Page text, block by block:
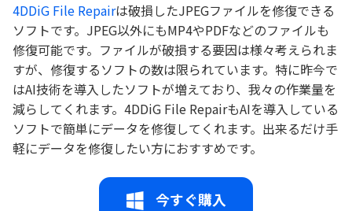
4DDiG File Repairは破損したJPEGファイルを修復できる
ソフトです。JPEG以外にもMP4やPDFなどのファイルも
修復可能です。ファイルが破損する要因は様々考えられま
すが、修復するソフトの数は限られています。特に昨今で
はAI技術を導入したソフトが増えており、我々の作業量を
減らしてくれます。4DDiG File RepairもAIを導入している
ソフトで簡単にデータを修復してくれます。出来るだけ手
軽にデータを修復したい方におすすめです。
今すぐ購入